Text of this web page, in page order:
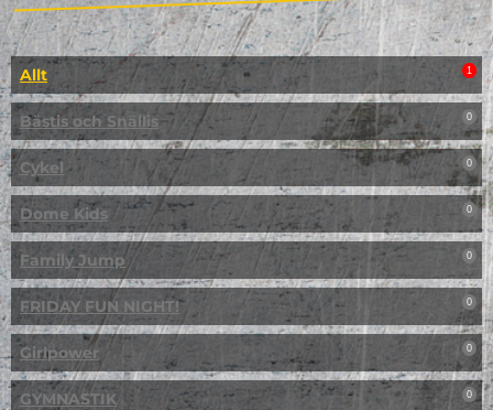
Allt 1
Bästis och Snällis 0
Cykel 0
Dome Kids 0
Family Jump 0
FRIDAY FUN NIGHT! 0
Girlpower 0
GYMNASTIK 0